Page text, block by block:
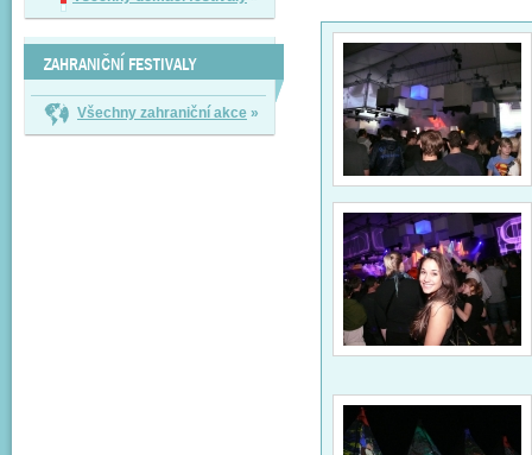
ZAHRANIČNÍ FESTIVALY
Všechny zahraniční akce »